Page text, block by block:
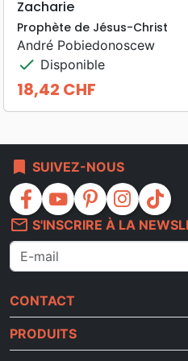
Zacharie
Prophète de Jésus-Christ
André Pobiedonoscew
check Disponible
Prix
18,42 CHF
bookmark SUIVEZ-NOUS
facebook youtube pinterest instagram
tiktok
mail_outline S'INSCRIRE À LA
CONTACT
PRODUITS